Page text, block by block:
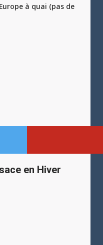
à quai (pas de
en Hiver